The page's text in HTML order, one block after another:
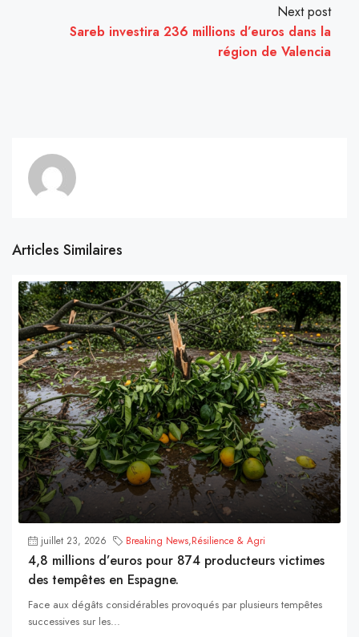
Next post
Sareb investira 236 millions d’euros dans la
région de Valencia
Articles Similaires
juillet 23, 2026 Breaking News,Résilience & Agri
4,8 millions d’euros pour 874 producteurs victimes
des tempêtes en Espagne.
Face aux dégâts considérables provoqués par plusieurs tempêtes
successives sur les...